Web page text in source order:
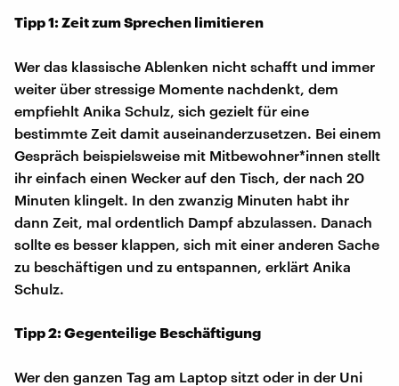
Tipp 1: Zeit zum Sprechen limitieren
Wer das klassische Ablenken nicht schafft und immer
weiter über stressige Momente nachdenkt, dem
empfiehlt Anika Schulz, sich gezielt für eine
bestimmte Zeit damit auseinanderzusetzen. Bei einem
Gespräch beispielsweise mit Mitbewohner*innen stellt
ihr einfach einen Wecker auf den Tisch, der nach 20
Minuten klingelt. In den zwanzig Minuten habt ihr
dann Zeit, mal ordentlich Dampf abzulassen. Danach
sollte es besser klappen, sich mit einer anderen Sache
zu beschäftigen und zu entspannen, erklärt Anika
Schulz.
Tipp 2: Gegenteilige Beschäftigung
Wer den ganzen Tag am Laptop sitzt oder in der Uni